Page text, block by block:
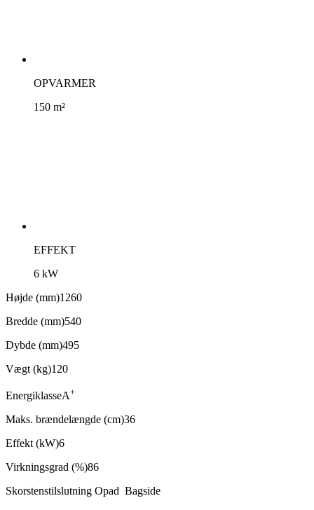
OPVARMER
150 m²
EFFEKT
6 kW
Højde (mm)1260
Bredde (mm)540
Dybde (mm)495
Vægt (kg)120
EnergiklasseA+
Maks. brændelængde (cm)36
Effekt (kW)6
Virkningsgrad (%)86
Skorstenstilslutning Opad Bagside